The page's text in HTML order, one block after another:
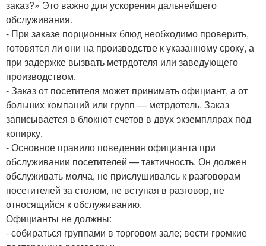
заказ?» Это важно для ускорения дальнейшего
обслуживания.
- При заказе порционных блюд необходимо проверить,
готовятся ли они на производстве к указанному сроку, а
при задержке вызвать метрдотеля или заведующего
производством.
- Заказ от посетителя может принимать официант, а от
больших компаний или групп — метрдотель. Заказ
записывается в блокнот счетов в двух экземплярах под
копирку.
- Основное правило поведения официанта при
обслуживании посетителей — тактичность. Он должен
обслуживать молча, не прислушиваясь к разговорам
посетителей за столом, не вступая в разговор, не
относящийся к обслуживанию.
Официанты не должны:
- собираться группами в торговом зале; вести громкие